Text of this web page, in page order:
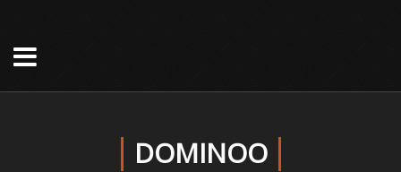
DOMINOO